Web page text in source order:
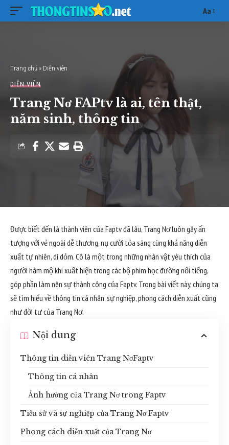
Font
Aa
Trang chủ » Diễn viên
DIỄN VIÊN
Trang Nơ FAPtv là ai, tên thật,
năm sinh, thông tin
Được biết đến là thành viên của Faptv đã lâu, Trang Nơ luôn gây ấn
tượng với vẻ ngoài dễ thương, nụ cười tỏa sáng cùng khả năng diễn
xuất tự nhiên, dí dỏm. Cô là một trong những nhân vật yêu thích của
người hâm mộ khi xuất hiện trong các bộ phim học đường nổi tiếng,
góp phần làm nên sự thành công của Faptv. Trong bài viết này, chúng ta
sẽ tìm hiểu về thông tin cá nhân, sự nghiệp, phong cách diễn xuất cũng
như đời tư của Trang Nơ.
Nội dung
Thông tin diễn viên Trang NơFaptv
Thông tin cá nhân
Ảnh hưởng của Trang Nơ trong Faptv
Tiểu sử và sự nghiệp của Trang Nơ Faptv
Phong cách diễn xuất của Trang Nơ